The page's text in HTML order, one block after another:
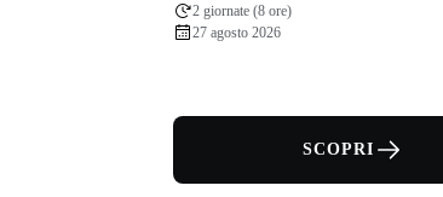
2 giornate (8 ore)
27 agosto 2026
SCOPRI